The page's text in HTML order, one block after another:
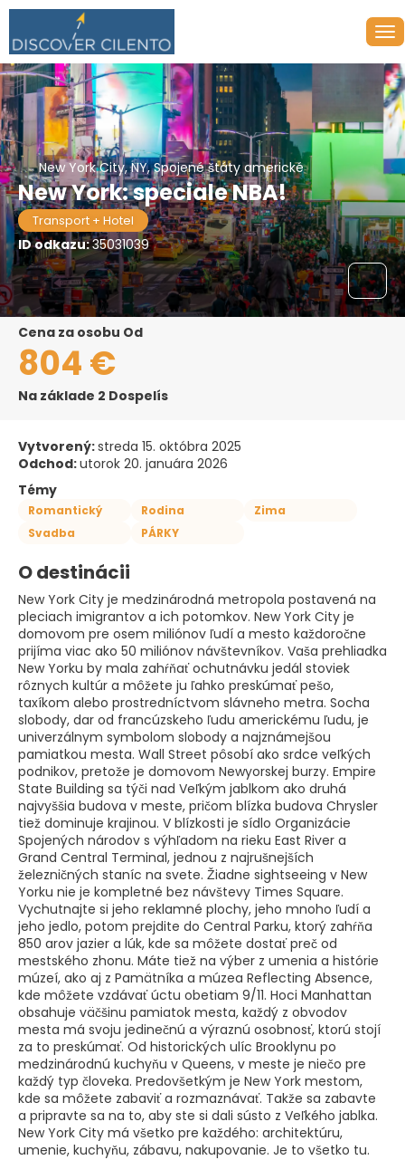
New York City, NY, Spojené štáty americké
New York: speciale NBA!
Transport + Hotel
ID odkazu:35031039
Cena za osobu Od
804 €
Na základe 2 Dospelís
Vytvorený:streda 15. októbra 2025
Odchod:utorok 20. januára 2026
Témy
Romantický Rodina
Zima
Svadba
PÁRKY
O destinácii
New York City je medzinárodná metropola postavená na
pleciach imigrantov a ich potomkov. New York City je
domovom pre osem miliónov ľudí a mesto každoročne
prijíma viac ako 50 miliónov návštevníkov. Vaša prehliadka
New Yorku by mala zahŕňať ochutnávku jedál stoviek
rôznych kultúr a môžete ju ľahko preskúmať pešo,
taxíkom alebo prostredníctvom slávneho metra. Socha
slobody, dar od francúzskeho ľudu americkému ľudu, je
univerzálnym symbolom slobody a najznámejšou
pamiatkou mesta. Wall Street pôsobí ako srdce veľkých
podnikov, pretože je domovom Newyorskej burzy. Empire
State Building sa týči nad Veľkým jablkom ako druhá
najvyššia budova v meste, pričom blízka budova Chrysler
tiež dominuje krajinou. V blízkosti je sídlo Organizácie
Spojených národov s výhľadom na rieku East River a
Grand Central Terminal, jednou z najrušnejších
železničných staníc na svete. Žiadne sightseeing v New
Yorku nie je kompletné bez návštevy Times Square.
Vychutnajte si jeho reklamné plochy, jeho mnoho ľudí a
jeho jedlo, potom prejdite do Central Parku, ktorý zahŕňa
850 arov jazier a lúk, kde sa môžete dostať preč od
mestského zhonu. Máte tiež na výber z umenia a histórie
múzeí, ako aj z Pamätníka a múzea Reflecting Absence,
kde môžete vzdávať úctu obetiam 9/11. Hoci Manhattan
obsahuje väčšinu pamiatok mesta, každý z obvodov
mesta má svoju jedinečnú a výraznú osobnosť, ktorú stojí
za to preskúmať. Od historických ulíc Brooklynu po
medzinárodnú kuchyňu v Queens, v meste je niečo pre
každý typ človeka. Predovšetkým je New York mestom,
kde sa môžete zabaviť a rozmaznávať. Takže sa zabavte
a pripravte sa na to, aby ste si dali sústo z Veľkého jablka.
New York City má všetko pre každého: architektúru,
umenie, kuchyňu, zábavu, nakupovanie. Je to všetko tu.